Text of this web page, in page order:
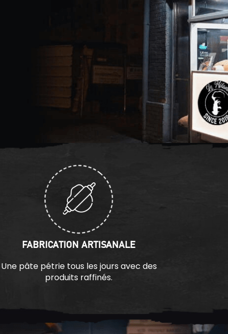
FABRICATION ARTISANALE
Une pâte pétrie tous les jours avec des
produits raffinés.